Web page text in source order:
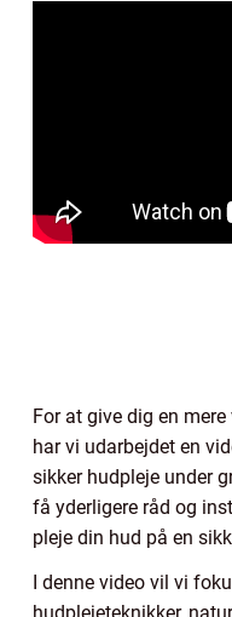
For at give dig en
har vi udarbejdet en
sikker hudpleje under
få yderligere råd og
pleje din hud på en
I denne video vil vi